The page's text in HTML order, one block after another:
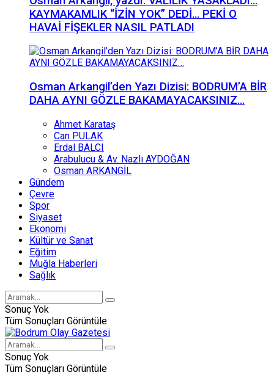
KAYMAKAMLIK “İZİN YOK” DEDİ… PEKİ O
HAVAİ FİŞEKLER NASIL PATLADI
Osman Arkangil’den Yazı Dizisi: BODRUM’A BİR
DAHA AYNI GÖZLE BAKAMAYACAKSINIZ…
Ahmet Karataş
Can PULAK
Erdal BALCI
Arabulucu & Av. Nazlı AYDOĞAN
Osman ARKANGİL
Gündem
Çevre
Spor
Siyaset
Ekonomi
Kültür ve Sanat
Eğitim
Muğla Haberleri
Sağlık
Sonuç Yok
Tüm Sonuçları Görüntüle
Sonuç Yok
Tüm Sonuçları Görüntüle